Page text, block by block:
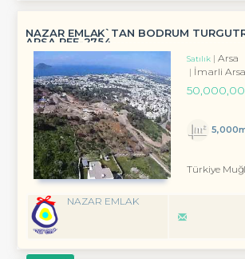
NAZAR EMLAK`TAN BODRUM
ARSA REF-2754
Satılık
Arsa
İmarli Arsa
Türkiye
NAZAR EMLAK